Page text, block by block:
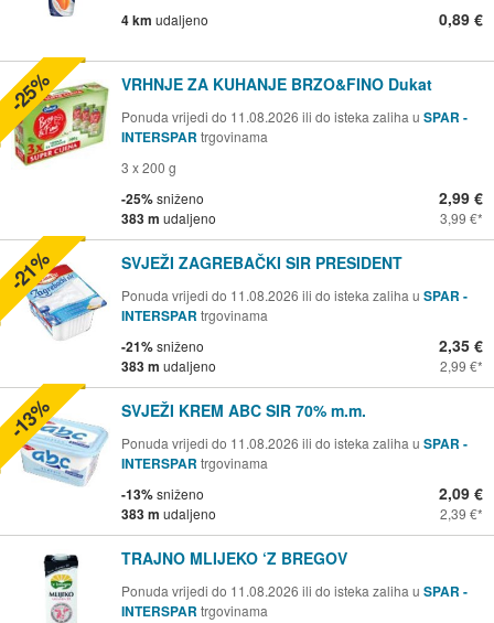
4 km udaljeno 0,89 €
VRHNJE ZA KUHANJE BRZO&FINO Dukat
Ponuda vrijedi do 11.08.2026 ili do isteka zaliha u SPAR -
INTERSPAR trgovinama
3 x 200 g
-25%sniženo
383 m udaljeno
2,99 €
3,99 €
-25%
SVJEŽI ZAGREBAČKI SIR PRESIDENT
Ponuda vrijedi do 11.08.2026 ili do isteka zaliha u SPAR -
INTERSPAR trgovinama
-21%sniženo
383 m udaljeno
2,35 €
2,99 €
-21%
SVJEŽI KREM ABC SIR 70% m.m.
Ponuda vrijedi do 11.08.2026 ili do isteka zaliha u SPAR -
INTERSPAR trgovinama
-13%sniženo
383 m udaljeno
2,09 €
2,39 €
-13%
TRAJNO MLIJEKO ‘Z BREGOV
Ponuda vrijedi do 11.08.2026 ili do isteka zaliha u SPAR -
INTERSPAR trgovinama